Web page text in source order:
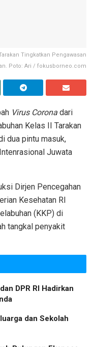
Tingkatkan Pengawasan
Poto: Ari / fokusborneo.com
Virus Corona dari
Kelas II Tarakan
dua pintu masuk,
Juwata
Dirjen Pencegahan
Kesehatan RI
(KKP) di
tangkal penyakit
DPR RI Hadirkan
dan Sekolah